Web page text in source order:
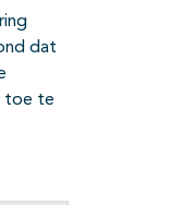
dat
toe te